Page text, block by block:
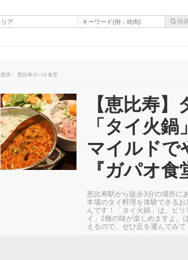
提供： 恵比寿ガパオ食堂
【恵比寿
「タイ火
マイルドで
『ガパオ食
恵比寿駅から徒歩3分の場所に
本場のタイ料理を体験できる
んです！「タイ火鍋」は、ピ
イ」2種の味が楽しめますよ。
えるので、ぜひ足を運んでみて